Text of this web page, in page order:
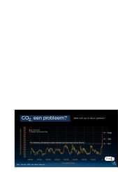
Bron: Cermak (2024) van climate.nasa.gov
X-as
Wat valt op in deze grafiek?
CO2, een probleem?